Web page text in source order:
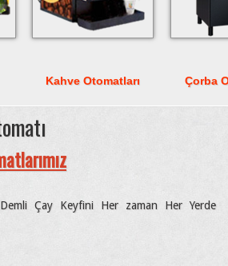
Kahve Otomatları Çorba
Demli Çay Keyfini Her zaman Her Yerde